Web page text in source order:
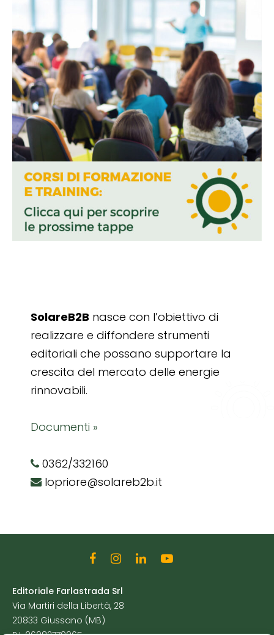
SolareB2B nasce con l’obiettivo di
realizzare e diffondere strumenti
editoriali che possano supportare la
crescita del mercato delle energie
rinnovabili.
Documenti »
0362/332160
lopriore@solareb2b.it
Editoriale Farlastrada Srl
Via Martiri della Libertà, 28
20833 Giussano (MB)